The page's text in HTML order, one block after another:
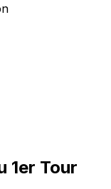
1er Tour